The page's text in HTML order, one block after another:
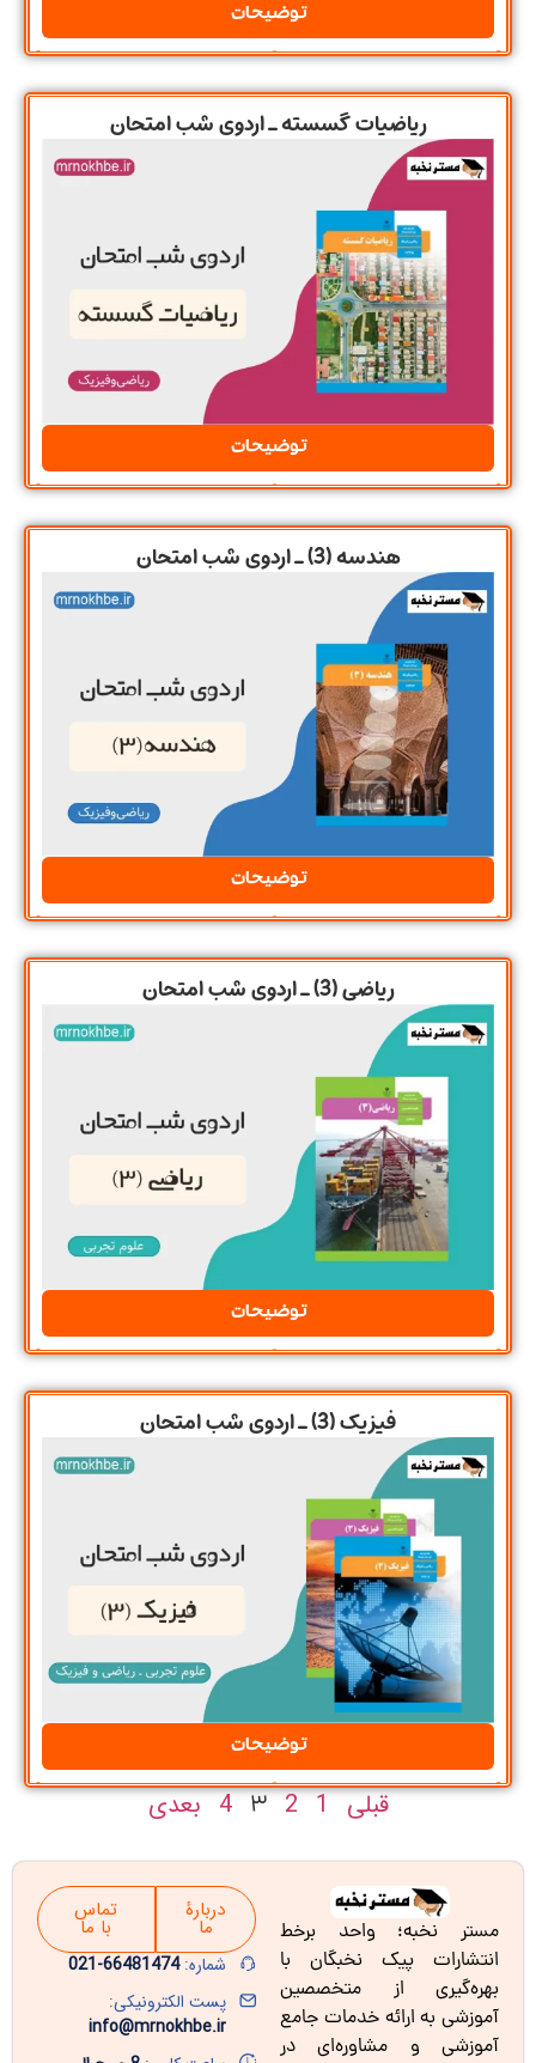
توضیحات
ریاضیات گسسته ـ اردوی شب امتحان
توضیحات
هندسه (3) ـ اردوی شب امتحان
توضیحات
ریاضی (3) ـ اردوی شب امتحان
توضیحات
فیزیک (3) ـ اردوی شب امتحان
توضیحات
قبلی 1
2
3
4 بعدی
مستر نخبه؛ واحد برخط
انتشارات پیک نخبگان با
بهره‌گیری از متخصصین
آموزشی به ارائه خدمات جامع
آموزشی و مشاوره‌ای در
دربارۀ
ما
تماس
با ما
شماره:66481474-021
پست الکترونیکی:
info@mrnokhbe.ir